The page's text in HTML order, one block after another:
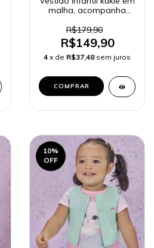
malha, acompanha
R$179,90
R$149,90
4 x de R$37,48 sem juros
COMPRAR
10%
OFF